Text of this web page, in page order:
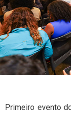
Primeiro evento